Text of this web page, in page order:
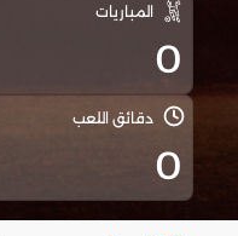
المباريات
0
دقائق اللعب
0